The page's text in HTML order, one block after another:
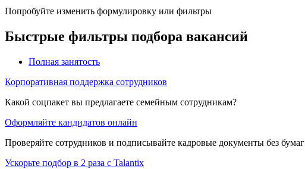
Попробуйте изменить формулировку или фильтры
Быстрые фильтры подбора вакансий
Полная занятость
Корпоративная поддержка сотрудников
Какой соцпакет вы предлагаете семейным сотрудникам?
Оформляйте кандидатов онлайн
Проверяйте сотрудников и подписывайте кадровые документы без
Ускорьте подбор в 2 раза с Talantix